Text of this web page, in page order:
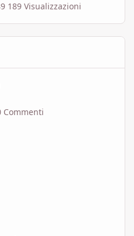
189 Visualizzazioni
Commenti